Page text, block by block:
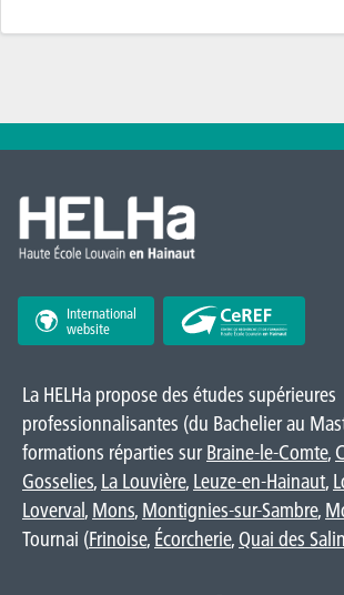
International
website
La HELHa propose des études supérieures
professionnalisantes (du Bachelier au
formations réparties surBraine-le-Comte,
Gosselies, La Louvière, Leuze-en-Hainaut,
Loverval, Mons, Montignies-sur-Sambre,
Tournai (Frinoise, Écorcherie, Quai des